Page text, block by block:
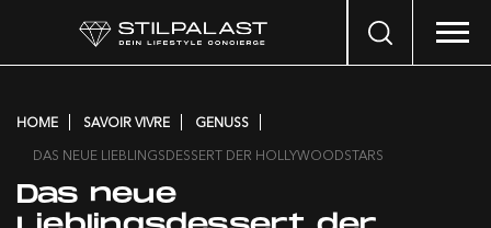
Search
HOME SAVOIR VIVRE
GENUSS
DAS NEUE LIEBLINGSDESSERT DER HOLLYWOODSTARS
Das neue